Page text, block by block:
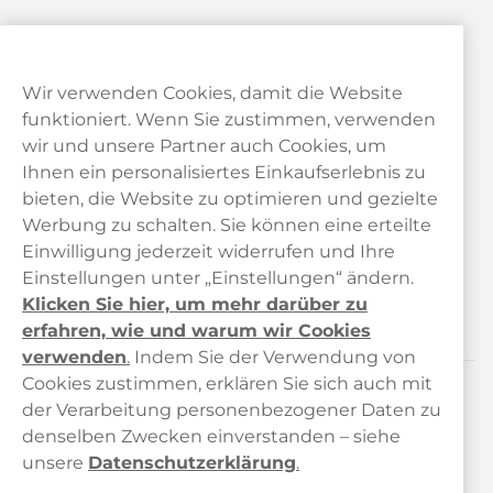
Kontaktiere uns!
hallo@haypp.com
Kundendienst
Links
Über uns
Wir verwenden Cookies, damit die Website
funktioniert. Wenn Sie zustimmen, verwenden
wir und unsere Partner auch Cookies, um
Ihnen ein personalisiertes Einkaufserlebnis zu
bieten, die Website zu optimieren und gezielte
Werbung zu schalten. Sie können eine erteilte
Einwilligung jederzeit widerrufen und Ihre
Einstellungen unter „Einstellungen“ ändern.
Klicken Sie hier, um mehr darüber zu
erfahren, wie und warum wir Cookies
verwenden. Indem Sie der Verwendung von
Cookies zustimmen, erklären Sie sich auch mit
der Verarbeitung personenbezogener Daten zu
denselben Zwecken einverstanden – siehe
unsere Datenschutzerklärung.